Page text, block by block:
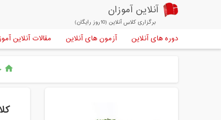
آنلاین آموزان
برگزاری کلاس آنلاین (10روز رایگان)
دوره های آنلاین آزمون های آنلاین مقالات آنلاین
home